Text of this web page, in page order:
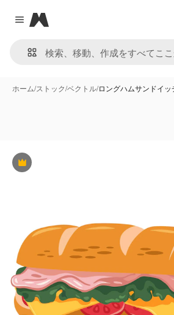
Close menu
Magnific
ホーム/ストック/ベクトル/ロングハムサンドイ
Premium